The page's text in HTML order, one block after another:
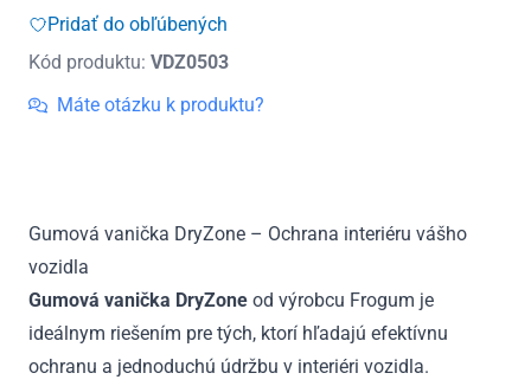
do
gumová
Dryzone
okrem
HEV
od
2016
Pridať do obľúbených
Kód produktu: VDZ0503
Máte otázku k produktu?
Gumová vanička DryZone – Ochrana interiéru vášho
vozidla
Gumová vanička DryZone od výrobcu Frogum je
ideálnym riešením pre tých, ktorí hľadajú efektívnu
ochranu a jednoduchú údržbu v interiéri vozidla.